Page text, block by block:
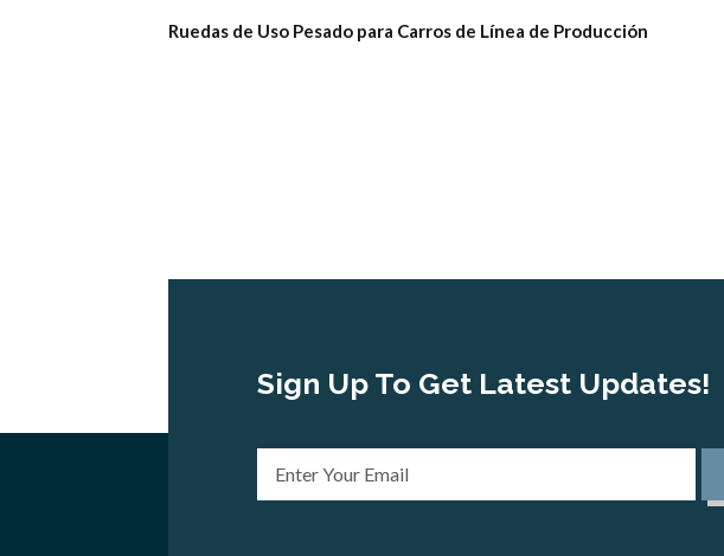
Ruedas de Uso Pesado para Carros de Línea de Producción
Sign Up To Get Latest Updates!